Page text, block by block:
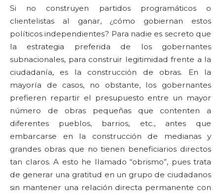
Si no construyen partidos programáticos o
clientelistas al ganar, ¿cómo gobiernan estos
políticos independientes? Para nadie es secreto que
la estrategia preferida de los gobernantes
subnacionales, para construir legitimidad frente a la
ciudadanía, es la construcción de obras. En la
mayoría de casos, no obstante, los gobernantes
prefieren repartir el presupuesto entre un mayor
número de obras pequeñas que contenten a
diferentes pueblos, barrios, etc., antes que
embarcarse en la construcción de medianas y
grandes obras que no tienen beneficiarios directos
tan claros. A esto he llamado “obrismo”, pues trata
de generar una gratitud en un grupo de ciudadanos
sin mantener una relación directa permanente con